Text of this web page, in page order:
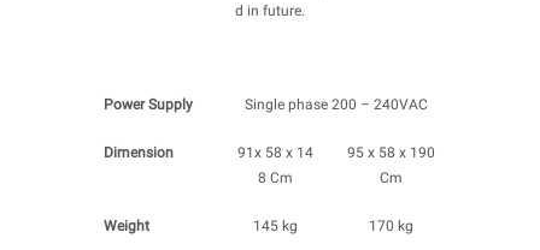
d in future.
Power Supply Single phase 200 – 240VAC
Dimension
91x 58 x 14
8 Cm
95 x 58 x 190
Cm
Weight 145 kg 170 kg